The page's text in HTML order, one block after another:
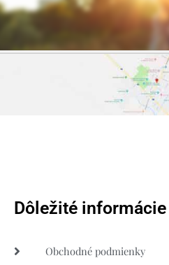
Dôležité informácie
Obchodné podmienky